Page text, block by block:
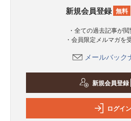
新規会員登録 無料
・全ての過去記事が
・会員限定メルマガを
メールバック
新規会員登録
ログイン